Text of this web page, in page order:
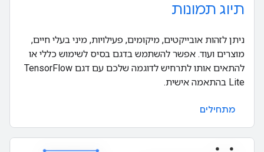
תיוג תמונות
ניתן לזהות אובייקטים, מיקומים, פעילויות, מיני בעלי חיים,
מוצרים ועוד. אפשר להשתמש בדגם בסיס לשימוש כללי או
להתאים אותו לתרחיש לדוגמה שלכם עם דגם TensorFlow
Lite בהתאמה אישית.
מתחילים